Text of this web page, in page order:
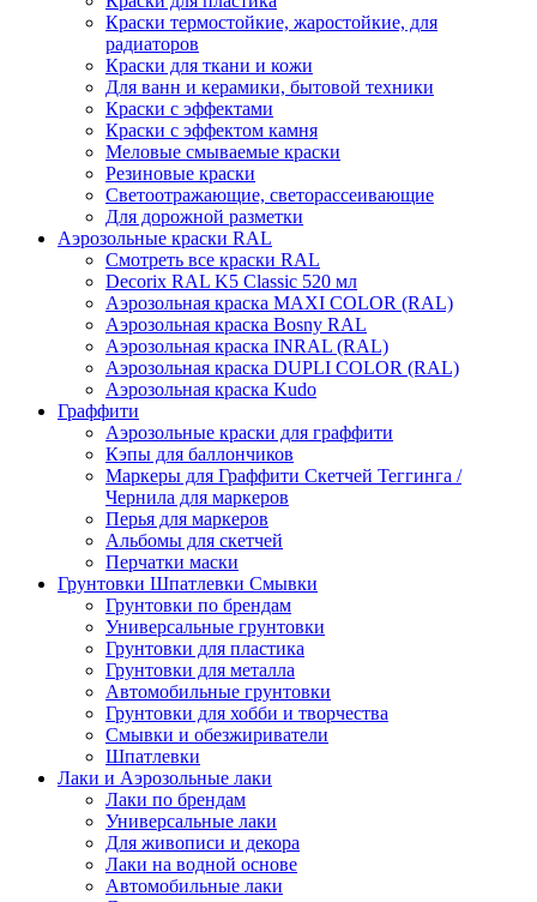
Краски термостойкие, жаростойкие, для
радиаторов
Краски для ткани и кожи
Для ванн и керамики, бытовой техники
Краски с эффектами
Краски с эффектом камня
Меловые смываемые краски
Резиновые краски
Светоотражающие, светорассеивающие
Для дорожной разметки
Аэрозольные краски RAL
Смотреть все краски RAL
Decorix RAL K5 Classic 520 мл
Аэрозольная краска MAXI COLOR (RAL)
Аэрозольная краска Bosny RAL
Аэрозольная краска INRAL (RAL)
Аэрозольная краска DUPLI COLOR (RAL)
Аэрозольная краска Kudo
Граффити
Аэрозольные краски для граффити
Кэпы для баллончиков
Маркеры для Граффити Скетчей Теггинга /
Чернила для маркеров
Перья для маркеров
Альбомы для скетчей
Перчатки маски
Грунтовки Шпатлевки Смывки
Грунтовки по брендам
Универсальные грунтовки
Грунтовки для пластика
Грунтовки для металла
Автомобильные грунтовки
Грунтовки для хобби и творчества
Смывки и обезжириватели
Шпатлевки
Лаки и Аэрозольные лаки
Лаки по брендам
Универсальные лаки
Для живописи и декора
Лаки на водной основе
Автомобильные лаки